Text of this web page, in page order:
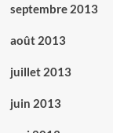
septembre 2013
août 2013
juillet 2013
juin 2013